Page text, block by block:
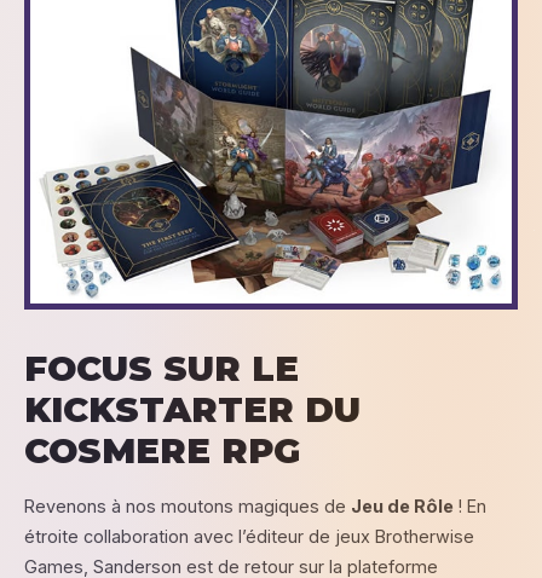
FOCUS SUR LE
KICKSTARTER DU
COSMERE RPG
Revenons à nos moutons magiques de Jeu de Rôle ! En
étroite collaboration avec l’éditeur de jeux Brotherwise
Games, Sanderson est de retour sur la plateforme